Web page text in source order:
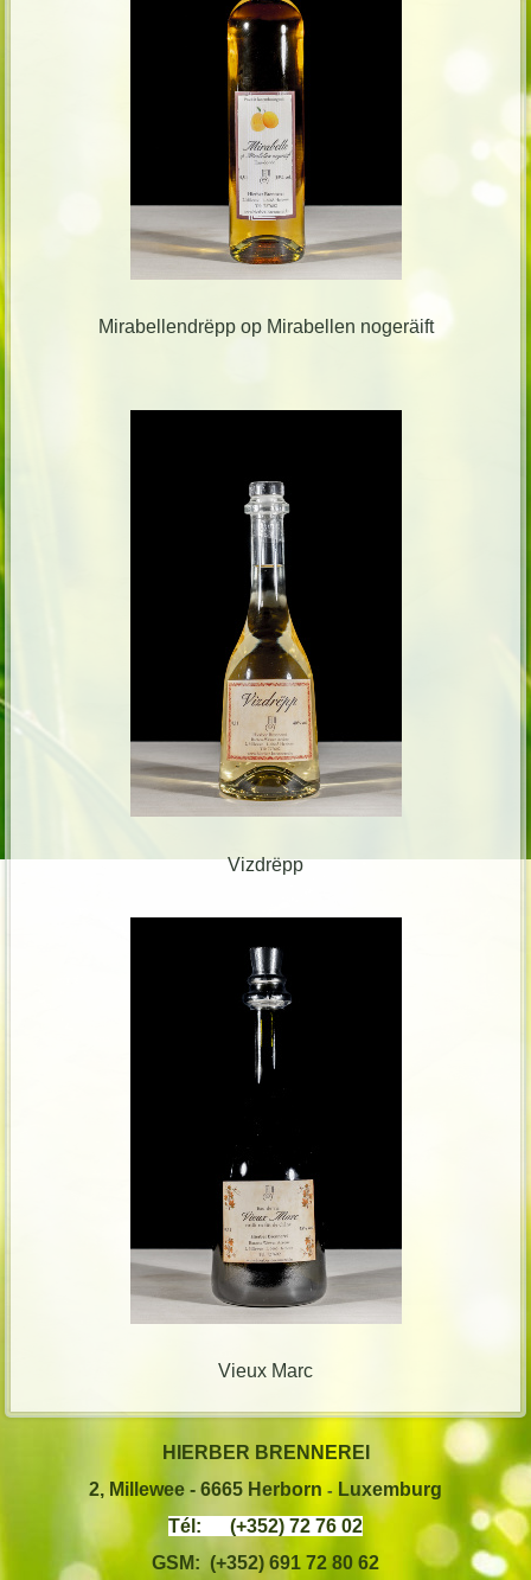
Mirabellendrëpp op Mirabellen nogeräift
Vizdrëpp
Vieux Marc
HIERBER BRENNEREI
2, Millewee - 6665 Herborn - Luxemburg
Tél: (+352) 72 76 02
GSM: (+352) 691 72 80 62